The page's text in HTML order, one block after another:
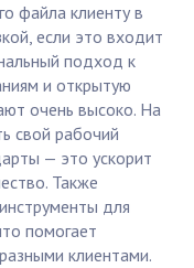
файла клиенту в
если это входит
подход к
и открытую
очень высоко. На
свой рабочий
— это ускорит
Также
для
помогает
клиентами.